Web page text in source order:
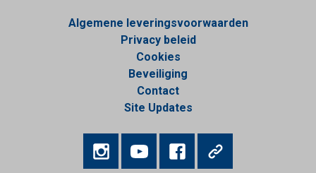
Algemene leveringsvoorwaarden
Privacy beleid
Cookies
Beveiliging
Contact
Site Updates